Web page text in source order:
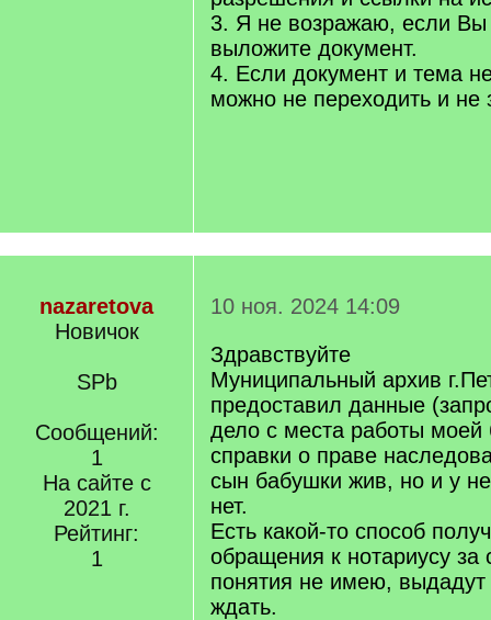
3. Я не возражаю, если Вы
выложите документ.
4. Если документ и тема
можно не переходить и не
nazaretova
Новичок
SPb
Сообщений:
1
На сайте с
2021 г.
Рейтинг:
1
10 ноя. 2024 14:09
Здравствуйте
Муниципальный архив
предоставил данные
дело с места работы моей
справки о праве
сын бабушки жив, но и у
нет.
Есть какой-то способ
обращения к нотариусу за
понятия не имею, выдадут
ждать.